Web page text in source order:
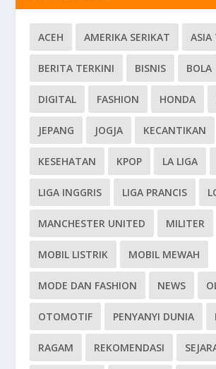
ACEH AMERIKA SERIKAT ASIA
BERITA TERKINI BISNIS BOLA
DIGITAL FASHION HONDA
JEPANG JOGJA KECANTIKAN
KESEHATAN KPOP LA LIGA
LIGA INGGRIS LIGA PRANCIS
MANCHESTER UNITED MILITER
MOBIL LISTRIK MOBIL MEWAH
MODE DAN FASHION NEWS
OTOMOTIF PENYANYI DUNIA
RAGAM REKOMENDASI